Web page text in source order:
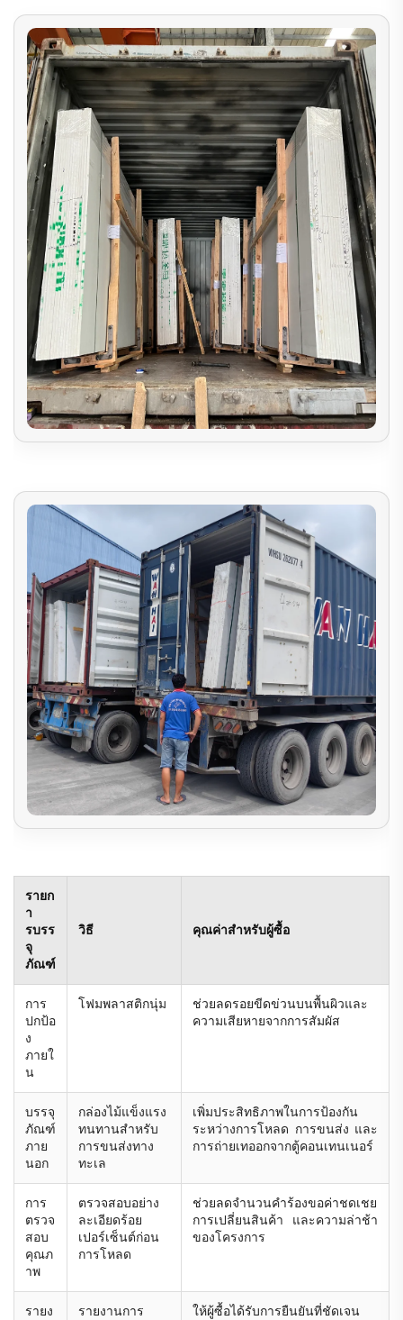
รายก
า
รบรร
จุ
ภัณฑ์
วิธี คุณค่าสำหรับผู้ซื้อ
การ
ปกป้อ
ง
ภายใ
น
โฟมพลาสติกนุ่ม
ช่วยลดรอยขีดข่วนบนพื้นผิวและ
ความเสียหายจากการสัมผัส
บรรจุ
ภัณฑ์
ภาย
นอก
กล่องไม้แข็งแรง
ทนทานสำหรับ
การขนส่งทาง
ทะเล
เพิ่มประสิทธิภาพในการป้องกัน
ระหว่างการโหลด การขนส่ง และ
การถ่ายเทออกจากตู้คอนเทนเนอร์
การ
ตรวจ
สอบ
คุณภ
าพ
ตรวจสอบอย่าง
ละเอียดร้อย
เปอร์เซ็นต์ก่อน
การโหลด
ช่วยลดจำนวนคำร้องขอค่าชดเชย
การเปลี่ยนสินค้า และความล่าช้า
ของโครงการ
รายง
รายงานการ
ให้ผู้ซื้อได้รับการยืนยันที่ชัดเจน